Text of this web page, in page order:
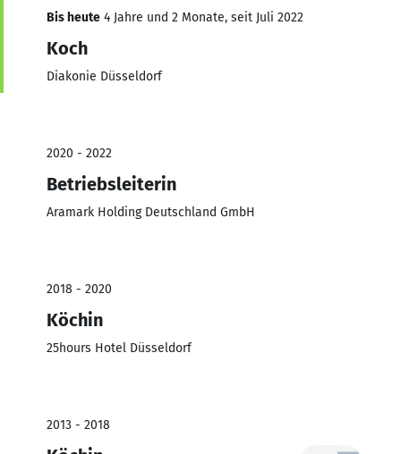
Bis heute 4 Jahre und 2 Monate, seit Juli 2022
Koch
Diakonie Düsseldorf
2020 - 2022
Betriebsleiterin
Aramark Holding Deutschland GmbH
2018 - 2020
Köchin
25hours Hotel Düsseldorf
2013 - 2018